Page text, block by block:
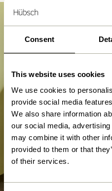
Consent
This website uses cookies
We use cookies to
provide social media
We also share information
our social media,
may combine it with other
provided to them or that
of their services.
Bænke